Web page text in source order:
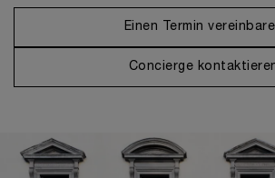
Einen Termin
Concierge